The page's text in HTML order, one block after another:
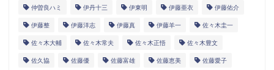
仲曽良ハミ 伊丹十三 伊東明 伊藤亜衣 伊藤佑介
伊藤整 伊藤洋志 伊藤真 伊藤羊一 佐々木圭一
佐々木大輔 佐々木常夫 佐々木正悟 佐々木豊文
佐久協 佐藤優 佐藤富雄 佐藤恵美 佐藤愛子